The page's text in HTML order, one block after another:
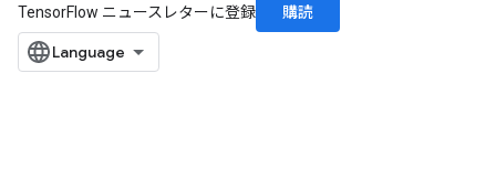
TensorFlow ニュースレターに登録
購読